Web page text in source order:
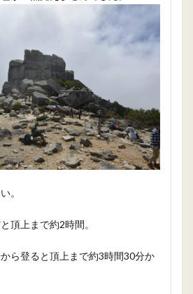
。
頂上まで約2時間。
ら登ると頂上まで約3時間30分か